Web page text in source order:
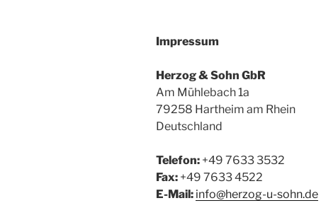
Impressum
Herzog & Sohn GbR
Am Mühlebach 1a
79258 Hartheim am Rhein
Deutschland
Telefon: +49 7633 3532
Fax: +49 7633 4522
E-Mail: info@herzog-u-sohn.de